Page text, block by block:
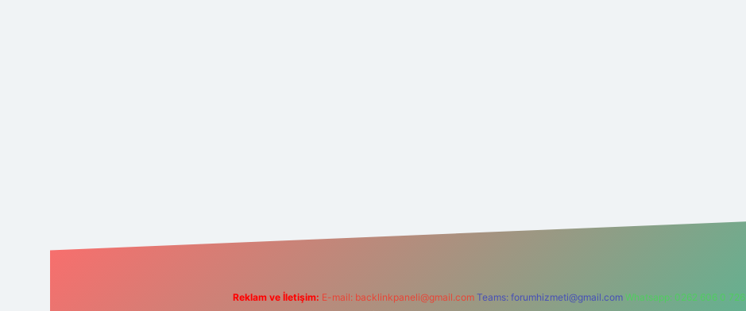
Reklam ve İletişim: E-mail: backlinkpaneli@gmail.com Teams: forumhizmeti@gmail.com Whatsapp: 0262 606 0 726